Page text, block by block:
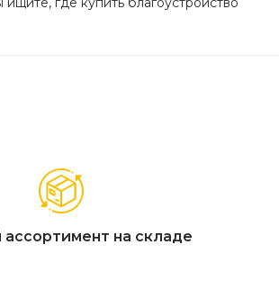
на складе